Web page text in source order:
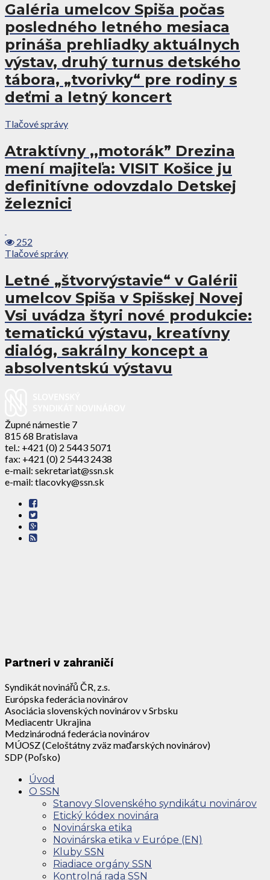
Galéria umelcov Spiša počas
posledného letného mesiaca
prináša prehliadky aktuálnych
výstav, druhý turnus detského
tábora, „tvorivky“ pre rodiny s
deťmi a letný koncert
Tlačové správy
Atraktívny ,,motorák” Drezina
mení majiteľa: VISIT Košice ju
definitívne odovzdalo Detskej
železnici
252
Tlačové správy
Letné „štvorvýstavie“ v Galérii
umelcov Spiša v Spišskej Novej
Vsi uvádza štyri nové produkcie:
tematickú výstavu, kreatívny
dialóg, sakrálny koncept a
absolventskú výstavu
Župné námestie 7
815 68 Bratislava
tel.: +421 (0) 2 5443 5071
fax: +421 (0) 2 5443 2438
e-mail: sekretariat@ssn.sk
e-mail: tlacovky@ssn.sk
Partneri v zahraničí
Syndikát novinářů ČR, z.s.
Európska federácia novinárov
Asociácia slovenských novinárov v Srbsku
Mediacentr Ukrajina
Medzinárodná federácia novinárov
MÚOSZ (Celoštátny zväz maďarských novinárov)
SDP (Poľsko)
Úvod
O SSN
Stanovy Slovenského syndikátu novinárov
Etický kódex novinára
Novinárska etika
Novinárska etika v Európe (EN)
Kluby SSN
Riadiace orgány SSN
Kontrolná rada SSN